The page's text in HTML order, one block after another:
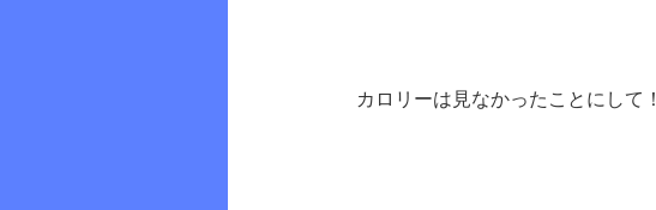
カロリーは見なかったことにして！